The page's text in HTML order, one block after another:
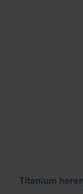
Titanium